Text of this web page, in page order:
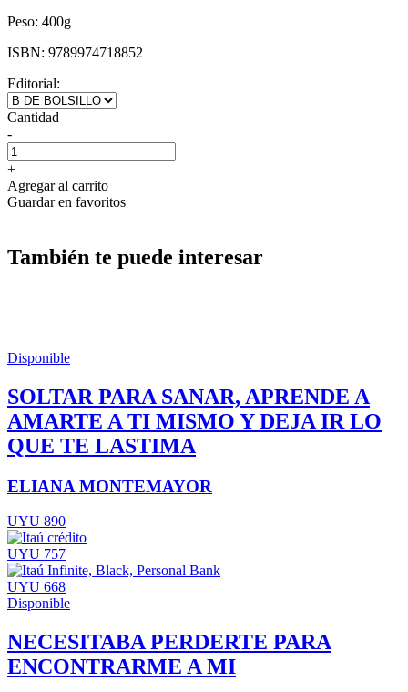
Peso: 400g
ISBN: 9789974718852
Editorial:
Cantidad
-
+
Agregar al carrito
Guardar en favoritos
También te puede interesar
Disponible
SOLTAR PARA SANAR, APRENDE A
AMARTE A TI MISMO Y DEJA IR LO
QUE TE LASTIMA
ELIANA MONTEMAYOR
UYU 890
UYU 757
UYU 668
Disponible
NECESITABA PERDERTE PARA
ENCONTRARME A MI